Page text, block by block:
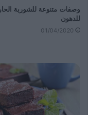
وصفات متنوعة للشوربة
للدهون
01/04/2020